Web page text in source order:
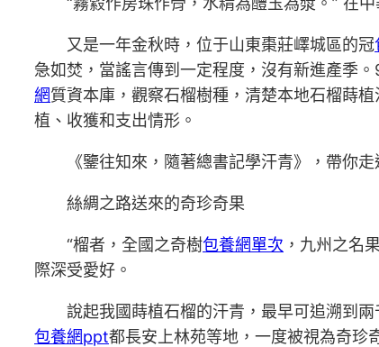
又是一年金秋時，位于山東棗莊嶧城區的冠
急如焚，當謠言傳到一定程度，沒有新進產季
網質資本庫，觀察石榴樹種，清楚本地石榴蒔
植、收獲和支出情形。
《鑒往知來，隨著總書記學汗青》，帶你
絲綢之路送來的奇珍奇果
“榴者，全國之奇樹包養網單次 ，九州之名
際深受愛好。
說起我國蒔植石榴的汗青，最早可追溯到
包養網ppt都長安上林苑等地，一度被視為奇珍